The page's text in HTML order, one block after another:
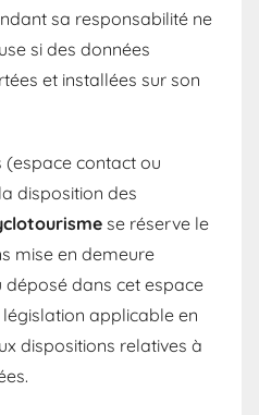
sa responsabilité ne
si des données
et installées sur son
(espace contact ou
disposition des
se réserve le
mise en demeure
dans cet espace
applicable en
dispositions relatives à